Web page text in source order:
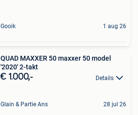
Gooik 1 aug 26
QUAD MAXXER 50 maxxer 50 model
'2020' 2-takt
€ 1.000,- Details
Glain & Partie Ans 28 jul 26